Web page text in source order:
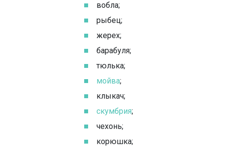
вобла;
рыбец;
жерех;
барабуля;
тюлька;
мойва;
клыкач;
скумбрия;
чехонь;
корюшка;